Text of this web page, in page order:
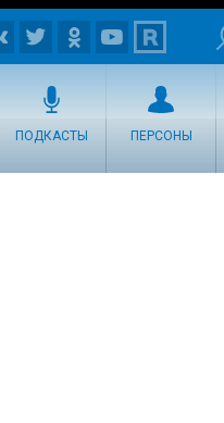
ПОДКАСТЫ ПЕРСОНЫ